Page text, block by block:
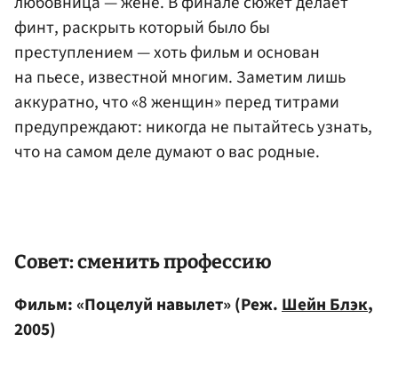
финт, раскрыть который было бы
преступлением — хоть фильм и основан
на пьесе, известной многим. Заметим лишь
аккуратно, что «8 женщин» перед титрами
предупреждают: никогда не пытайтесь узнать,
что на самом деле думают о вас родные.
Совет: сменить профессию
Фильм: «Поцелуй навылет» (Реж.Шейн Блэк,
2005)